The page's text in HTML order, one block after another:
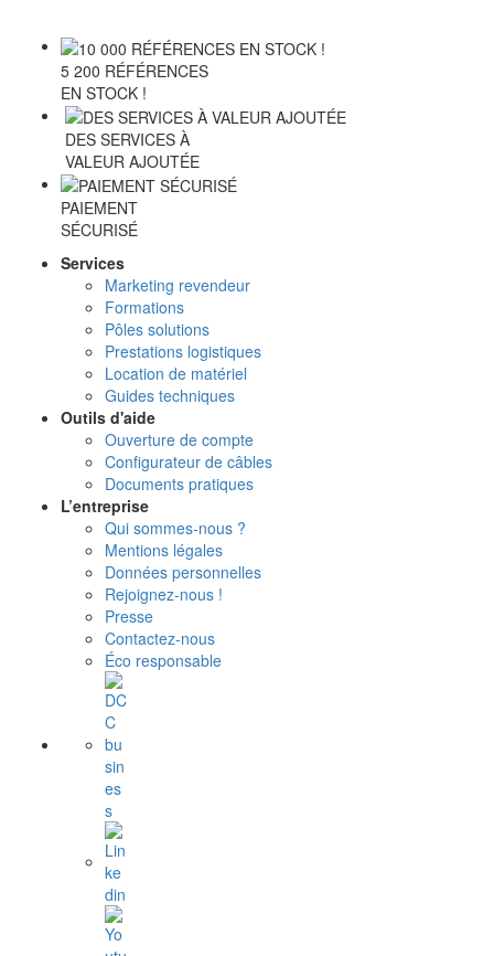
5 200 RÉFÉRENCES
EN STOCK !
DES SERVICES À
VALEUR AJOUTÉE
PAIEMENT
SÉCURISÉ
Services
Marketing revendeur
Formations
Pôles solutions
Prestations logistiques
Location de matériel
Guides techniques
Outils d'aide
Ouverture de compte
Configurateur de câbles
Documents pratiques
L’entreprise
Qui sommes-nous ?
Mentions légales
Données personnelles
Rejoignez-nous !
Presse
Contactez-nous
Éco responsable